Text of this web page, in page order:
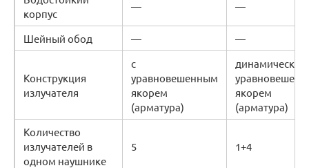
корпус
— —
Шейный обод — —
Конструкция
излучателя
с
уравновешенным
якорем
(арматура)
якорем
(арматура)
Количество
излучателей в
одном наушнике
5 1+4